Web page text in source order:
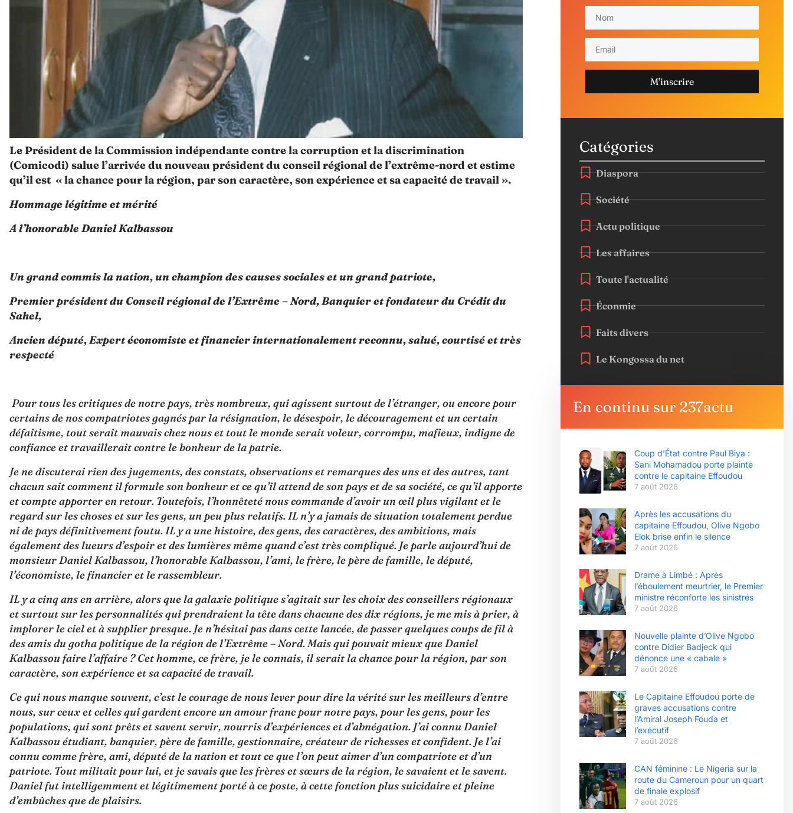
Le Président de la Commission indépendante contre la corruption et la discrimination
(Comicodi) salue l’arrivée du nouveau président du conseil régional de l’extrême-nord et estime
qu’il est « la chance pour la région, par son caractère, son expérience et sa capacité de travail ».
Hommage légitime et mérité
A l’honorable Daniel Kalbassou
Un grand commis la nation, un champion des causes sociales et un grand patriote,
Premier président du Conseil régional de l’Extrême – Nord, Banquier et fondateur du Crédit du
Sahel,
Ancien député, Expert économiste et financier internationalement reconnu, salué, courtisé et très
respecté
Pour tous les critiques de notre pays, très nombreux, qui agissent surtout de l’étranger, ou encore pour
certains de nos compatriotes gagnés par la résignation, le désespoir, le découragement et un certain
défaitisme, tout serait mauvais chez nous et tout le monde serait voleur, corrompu, mafieux, indigne de
confiance et travaillerait contre le bonheur de la patrie.
Je ne discuterai rien des jugements, des constats, observations et remarques des uns et des autres, tant
chacun sait comment il formule son bonheur et ce qu’il attend de son pays et de sa société, ce qu’il apporte
et compte apporter en retour. Toutefois, l’honnêteté nous commande d’avoir un œil plus vigilant et le
regard sur les choses et sur les gens, un peu plus relatifs. IL n’y a jamais de situation totalement perdue
ni de pays définitivement foutu. IL y a une histoire, des gens, des caractères, des ambitions, mais
également des lueurs d’espoir et des lumières même quand c’est très compliqué. Je parle aujourd’hui de
monsieur Daniel Kalbassou, l’honorable Kalbassou, l’ami, le frère, le père de famille, le député,
l’économiste, le financier et le rassembleur.
IL y a cinq ans en arrière, alors que la galaxie politique s’agitait sur les choix des conseillers régionaux
et surtout sur les personnalités qui prendraient la tête dans chacune des dix régions, je me mis à prier, à
implorer le ciel et à supplier presque. Je n’hésitai pas dans cette lancée, de passer quelques coups de fil à
des amis du gotha politique de la région de l’Extrême – Nord. Mais qui pouvait mieux que Daniel
Kalbassou faire l’affaire ? Cet homme, ce frère, je le connais, il serait la chance pour la région, par son
caractère, son expérience et sa capacité de travail.
Ce qui nous manque souvent, c’est le courage de nous lever pour dire la vérité sur les meilleurs d’entre
nous, sur ceux et celles qui gardent encore un amour franc pour notre pays, pour les gens, pour les
populations, qui sont prêts et savent servir, nourris d’expériences et d’abnégation. J’ai connu Daniel
Kalbassou étudiant, banquier, père de famille, gestionnaire, créateur de richesses et confident. Je l’ai
connu comme frère, ami, député de la nation et tout ce que l’on peut aimer d’un compatriote et d’un
patriote. Tout militait pour lui, et je savais que les frères et sœurs de la région, le savaient et le savent.
Daniel fut intelligemment et légitimement porté à ce poste, à cette fonction plus suicidaire et pleine
d’embûches que de plaisirs.
M'inscrire
Catégories
Diaspora
Société
Actu politique
Les affaires
Toute l'actualité
Éconmie
Faits divers
Le Kongossa du net
En continu sur 237actu
Coup d’État contre Paul Biya :
Sani Mohamadou porte plainte
contre le capitaine Effoudou
7 août 2026
Après les accusations du
capitaine Effoudou, Olive Ngobo
Elok brise enfin le silence
7 août 2026
Drame à Limbé : Après
l’éboulement meurtrier, le Premier
ministre réconforte les sinistrés
7 août 2026
Nouvelle plainte d’Olive Ngobo
contre Didier Badjeck qui
dénonce une « cabale »
7 août 2026
Le Capitaine Effoudou porte de
graves accusations contre
l’Amiral Joseph Fouda et
l’exécutif
7 août 2026
CAN féminine : Le Nigeria sur la
route du Cameroun pour un quart
de finale explosif
7 août 2026